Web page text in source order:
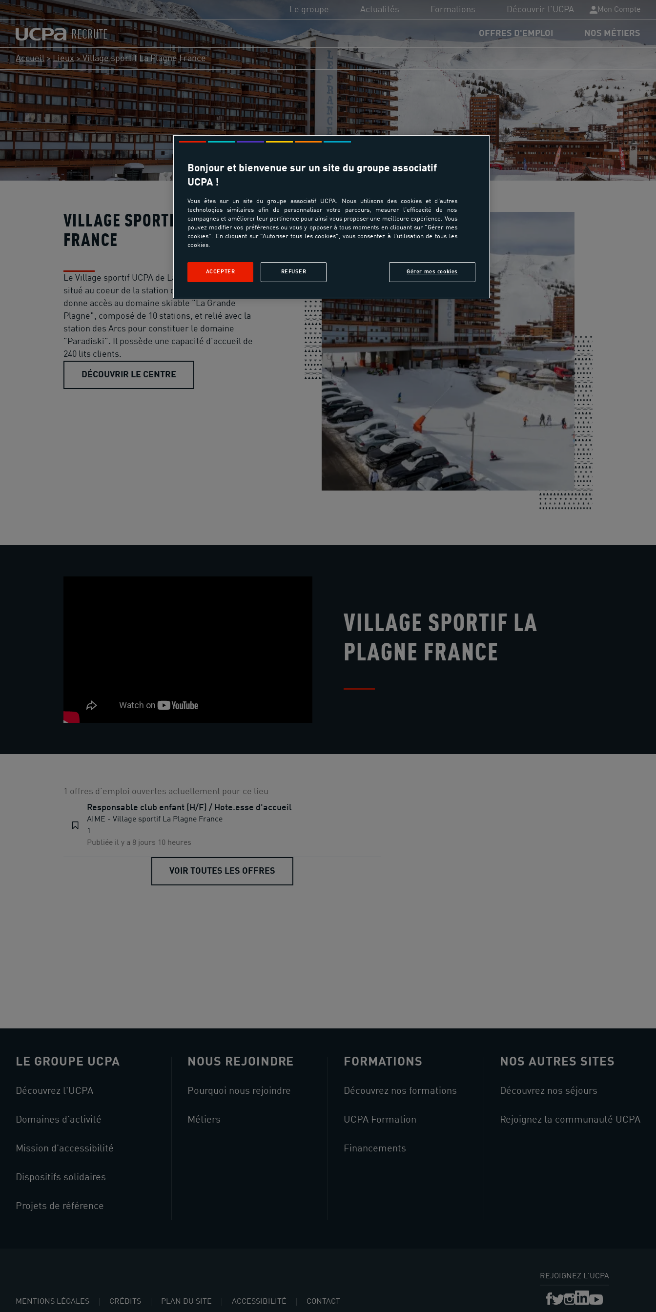
Le groupe
L'UCPA, c'est quoi ?
Utilité sociale de l'UCPA
Missions et valeurs
Transition écologique
Actualités Formations
UCPA Formation
Diplômes du sport
Financements
Formations
Découvrir l'UCPA Mon Compte
RECRUTE OFFRES D'EMPLOI NOS MÉTIERS
Accueil>Lieux>Village sportif La Plagne France
VILLAGE SPORTIF LA PLAGNE
FRANCE
Le Village sportif UCPA de La Plagne France,
situé au coeur de la station de Plagne Centre,
donne accès au domaine skiable "La Grande
Plagne", composé de 10 stations, et relié avec la
station des Arcs pour constituer le domaine
"Paradiski". Il possède une capacité d'accueil de
240 lits clients.
DÉCOUVRIR LE CENTRE
VILLAGE SPORTIF LA
PLAGNE FRANCE
1 offres d’emploi ouvertes actuellement pour ce lieu
Responsable club enfant (H/F) / Hote.esse d'accueil
AIME - Village sportif La Plagne France
1
Publiée il y a 8 jours 10 heures
VOIR TOUTES LES OFFRES
LE GROUPE UCPA
Découvrez l'UCPA
Domaines d’activité
Mission d'accessibilité
Dispositifs solidaires
Projets de référence
NOUS REJOINDRE
Pourquoi nous rejoindre
Métiers
FORMATIONS
Découvrez nos formations
UCPA Formation
Financements
NOS AUTRES SITES
Découvrez nos séjours
Rejoignez la communauté UCPA
MENTIONS LÉGALES CRÉDITS PLAN DU SITE ACCESSIBILITÉ CONTACT
REJOIGNEZ L'UCPA
Bonjour et bienvenue sur un site du groupe associatif
UCPA !
Vous êtes sur un site du groupe associatif UCPA. Nous utilisons des cookies et d'autres
technologies similaires afin de personnaliser votre parcours, mesurer l'efficacité de nos
campagnes et améliorer leur pertinence pour ainsi vous proposer une meilleure expérience. Vous
pouvez modifier vos préférences ou vous y opposer à tous moments en cliquant sur "Gérer mes
cookies". En cliquant sur "Autoriser tous les cookies", vous consentez à l'utilisation de tous les
cookies.
Gérer mes cookies
REFUSER
ACCEPTER